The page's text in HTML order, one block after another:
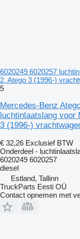
6020249 6020257
2, Atego 3 (1996-)
5
Mercedes-Benz
luchtinlaatslang voor
3 (1996-)
€ 32,26 Exclusief BTW
Onderdeel -
6020249 6020257
diesel
Estland, Tallinn
TruckParts Eesti OÜ
Contact opnemen met